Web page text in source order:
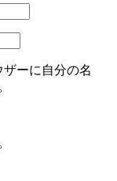
ーに自分の名